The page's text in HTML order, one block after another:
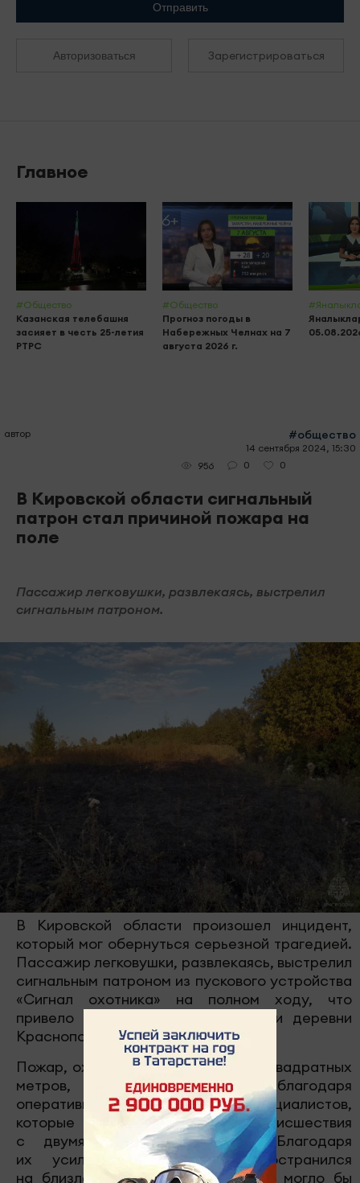
Отправить
Авторизоваться Зарегистрироваться
Главное
#Общество
Казанская телебашня
засияет в честь 25-летия
РТРС
#Общество
Прогноз погоды в
Набережных Челнах на 7
августа 2026 г.
автор #общество
14 сентября 2024, 15:30
956
0 0
В Кировской области сигнальный
патрон стал причиной пожара на
поле
Пассажир легковушки, развлекаясь, выстрелил
сигнальным патроном.
В Кировской области произошел инцидент,
который мог обернуться серьезной трагедией.
Пассажир легковушки, развлекаясь, выстрелил
сигнальным патроном из пускового устройства
«Сигнал охотника» на полном ходу, что
привело к возгоранию поля вблизи деревни
Краснополье.
Пожар, охвативший площадь в 100 квадратных
метров, удалось локализовать благодаря
оперативным действиям 11 специалистов,
которые прибыли на место происшествия
с двумя единицами техники. Благодаря
их усилиям огонь не распространился
на близлежащие жилые дома, что могло бы